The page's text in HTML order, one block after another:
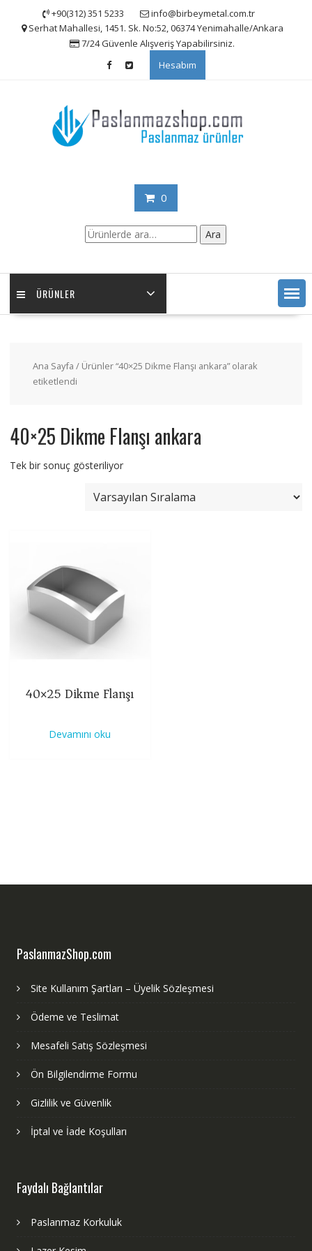
+90(312) 351 5233
info@birbeymetal.com.tr
Serhat Mahallesi, 1451. Sk. No:52, 06374 Yenimahalle/Ankara
7/24 Güvenle Alışveriş Yapabilirsiniz.
Hesabım
0
Ara: Ara
ÜRÜNLER
Ana Sayfa / Ürünler “40×25 Dikme Flanşı ankara” olarak
etiketlendi
40×25 Dikme Flanşı ankara
Tek bir sonuç gösteriliyor
40×25 Dikme Flanşı
Devamını oku
PaslanmazShop.com
Site Kullanım Şartları – Üyelik Sözleşmesi
Ödeme ve Teslimat
Mesafeli Satış Sözleşmesi
Ön Bilgilendirme Formu
Gizlilik ve Güvenlik
İptal ve İade Koşulları
Faydalı Bağlantılar
Paslanmaz Korkuluk